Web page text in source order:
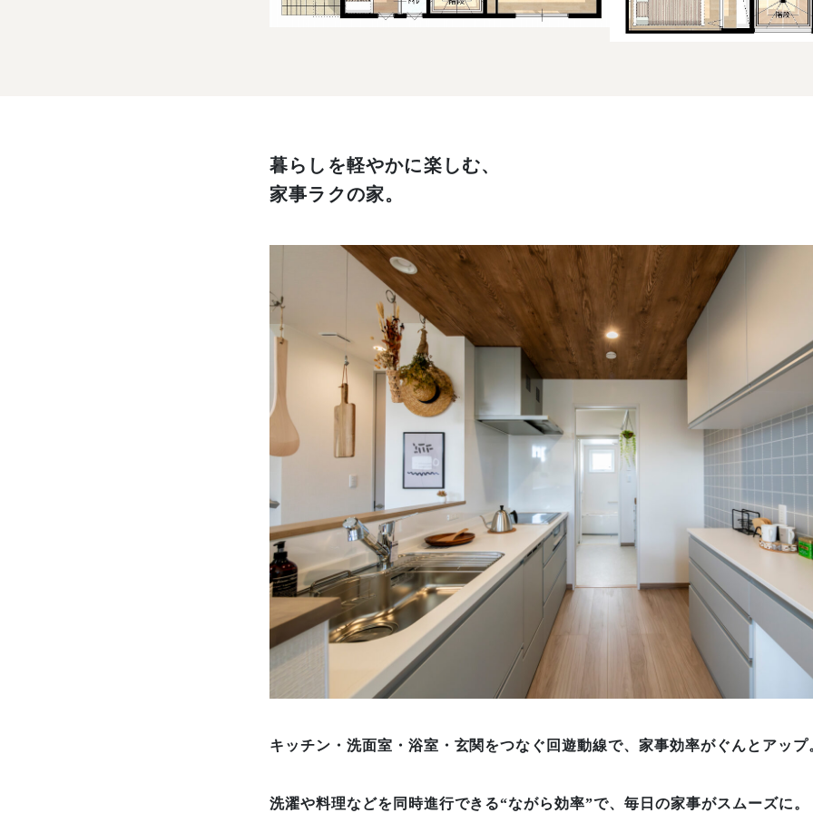
暮らしを軽やかに楽しむ、
家事ラクの家。
キッチン・洗面室・浴室・玄関をつなぐ回遊動線で、家事効率がぐんとアップ
洗濯や料理などを同時進行できる“ながら効率”で、毎日の家事がスムーズに。